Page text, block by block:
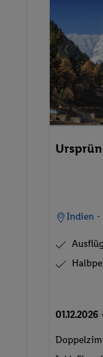
Indien -
01.12.2026